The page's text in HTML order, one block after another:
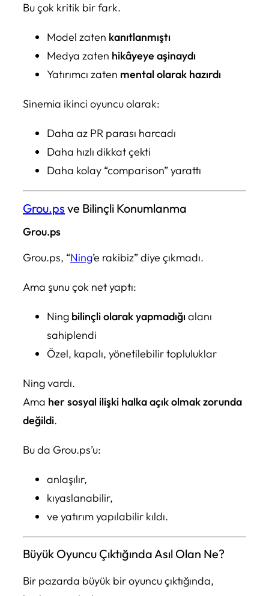
Bu çok kritik bir fark.
Model zaten kanıtlanmıştı
Medya zaten hikâyeye aşinaydı
Yatırımcı zaten mental olarak hazırdı
Sinemia ikinci oyuncu olarak:
Daha az PR parası harcadı
Daha hızlı dikkat çekti
Daha kolay “comparison” yarattı
Grou.ps ve Bilinçli Konumlanma
Grou.ps
Grou.ps, “Ning’e rakibiz” diye çıkmadı.
Ama şunu çok net yaptı:
Ning bilinçli olarak yapmadığı alanı
sahiplendi
Özel, kapalı, yönetilebilir topluluklar
Ning vardı.
Ama her sosyal ilişki halka açık olmak zorunda
değildi.
Bu da Grou.ps’u:
anlaşılır,
kıyaslanabilir,
ve yatırım yapılabilir kıldı.
Büyük Oyuncu Çıktığında Asıl Olan Ne?
Bir pazarda büyük bir oyuncu çıktığında,